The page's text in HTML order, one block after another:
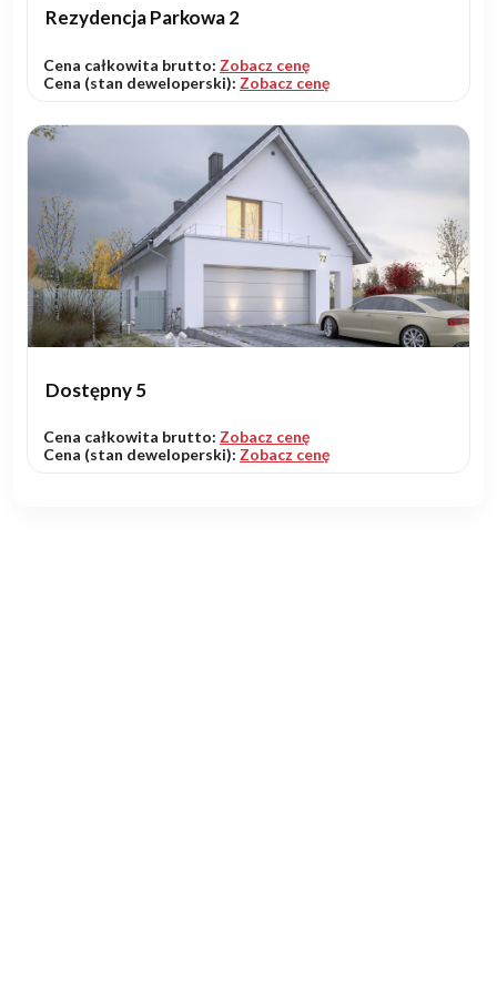
Rezydencja Parkowa 2
Cena całkowita brutto: Zobacz cenę
Cena (stan deweloperski): Zobacz cenę
Dostępny 5
Cena całkowita brutto: Zobacz cenę
Cena (stan deweloperski): Zobacz cenę